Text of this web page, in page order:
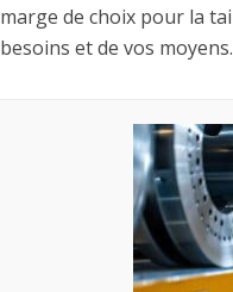
marge de choix pour la
besoins et de vos